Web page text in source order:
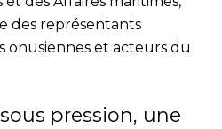
des représentants
onusiennes et acteurs du
pression, une